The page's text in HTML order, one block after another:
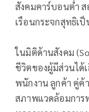
สังคมคาร์บอนต่ำ
เรือนกระจกสุทธิเ
ในมิติด้านสังคม
ชีวิตของผู้มีส่วนได้
พนักงาน ลูกค้า คู่ค้
สภาพแวดล้อมการ